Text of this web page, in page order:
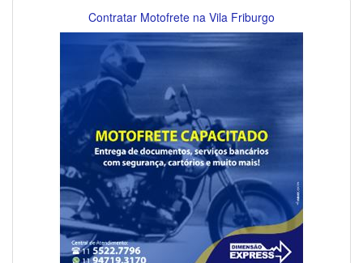
Contratar Motofrete na Vila Friburgo